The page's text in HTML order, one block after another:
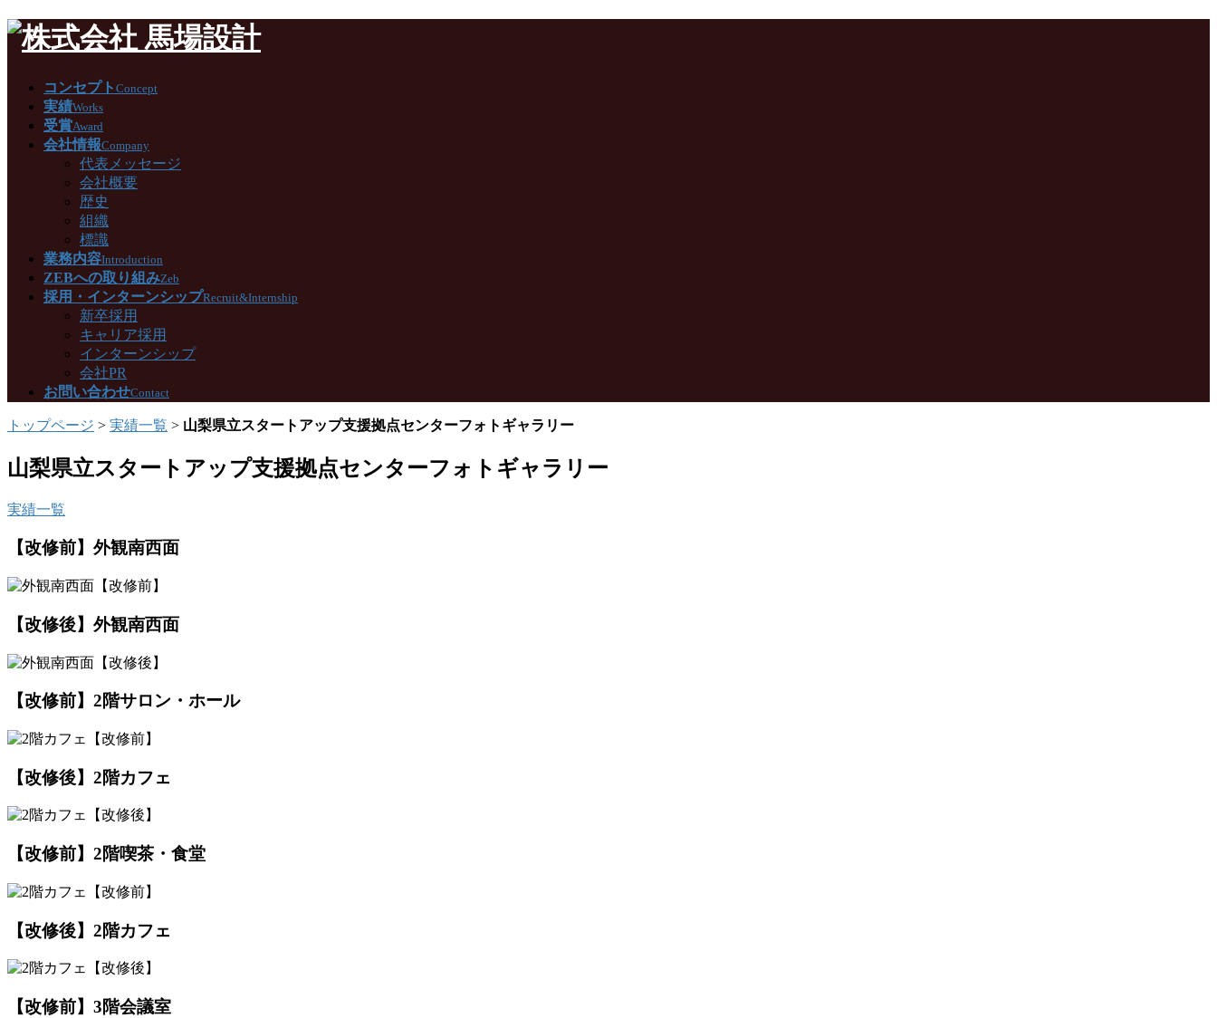
コンセプト Concept
実績Works
受賞Award
会社情報Company
代表メッセージ
会社概要
歴史
組織
標識
業務内容Introduction
ZEBへの取り組みZeb
採用・インターンシップRecruit&Internship
新卒採用
キャリア採用
インターンシップ
会社PR
お問い合わせContact
トップページ > 実績一覧 > 山梨県立スタートアップ支援拠点センターフォトギャラリー
山梨県立スタートアップ支援拠点センターフォトギャラリー
実績一覧
【改修前】外観南西面
【改修後】外観南西面
【改修前】2階サロン・ホール
【改修後】2階カフェ
【改修前】2階喫茶・食堂
【改修後】2階カフェ
【改修前】3階会議室